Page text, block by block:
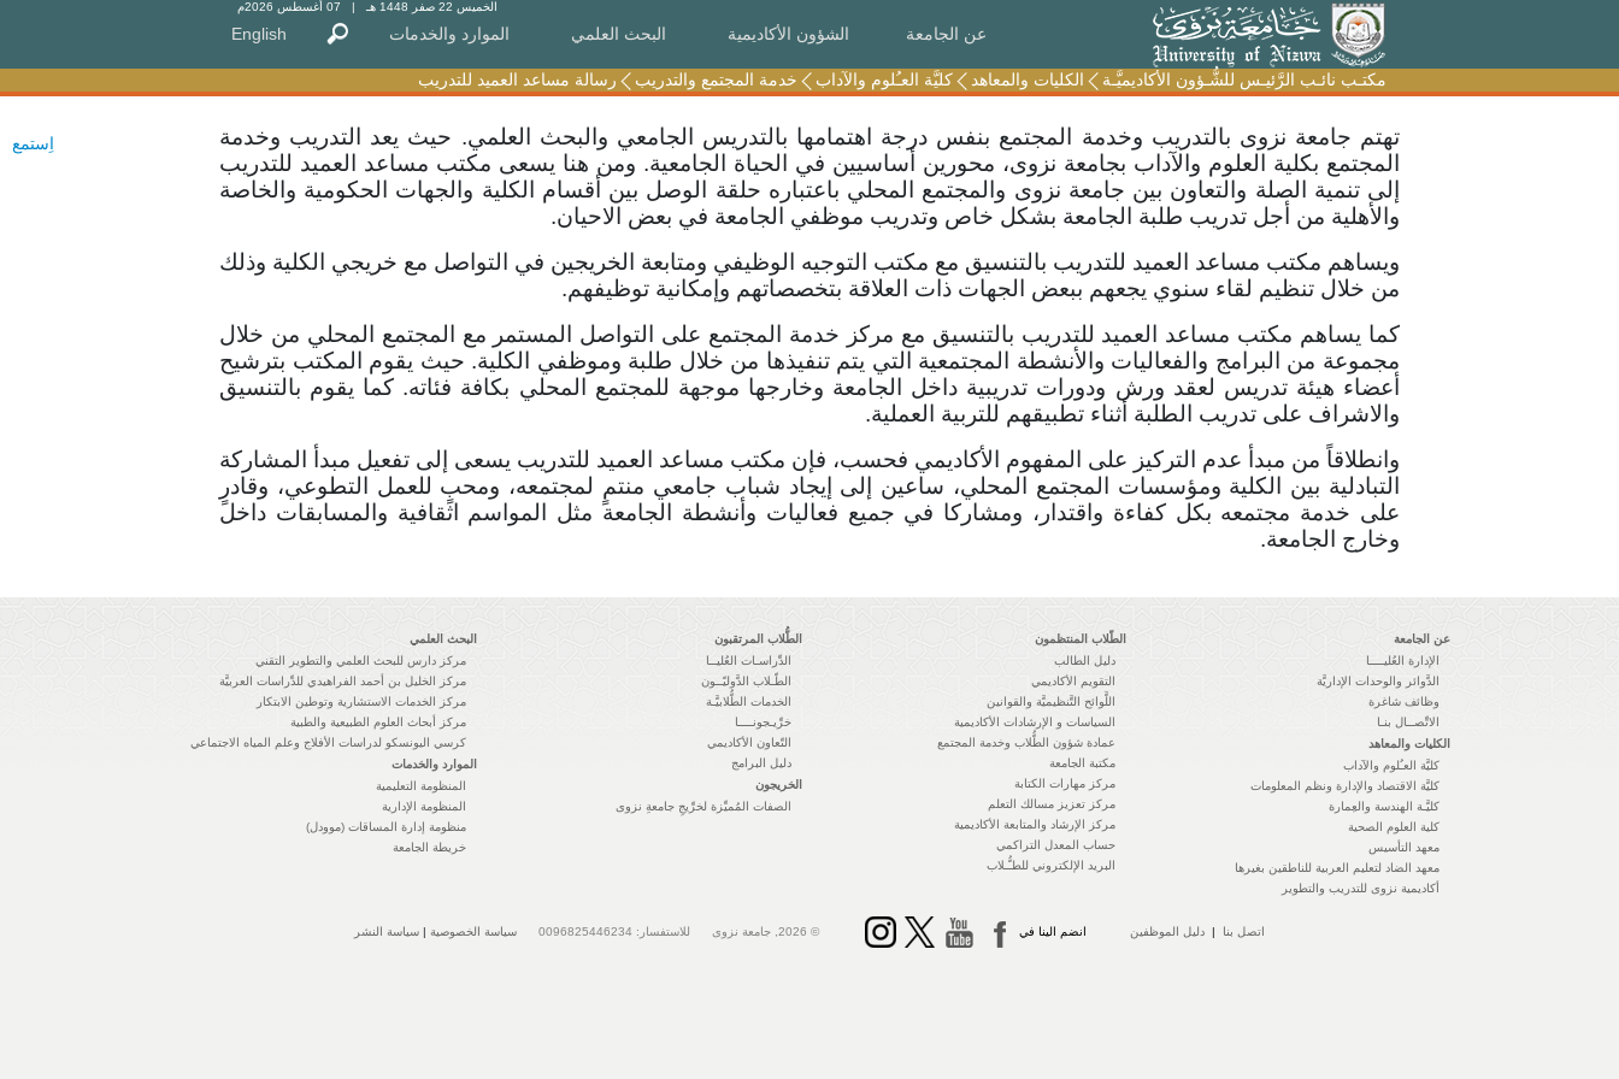
الخميس 22 صفر 1448 هـ | 07 أغسطس 2026م
عن الجامعة الشؤون الأكاديمية البحث العلمي الموارد والخدمات English
مكتـب نائـب الرَّئيـس للشُّـؤون الأكاديميَّـة الكليات والمعاهد كليَّة العـُلوم والآداب خدمة المجتمع والتدريب رسالة مساعد العميد للتدريب
عن الجامعة الشؤون الأكاديمية البحث العلمي الموارد والخدمات English
مكتـب نائـب الرَّئيـس للشُّـؤون الأكاديميَّـة الكليات والمعاهد كليَّة العـُلوم والآداب خدمة المجتمع والتدريب رسالة مساعد العميد للتدريب
اِستمع
تهتم جامعة نزوى بالتدريب وخدمة المجتمع بنفس درجة اهتمامها بالتدريس الجامعي والبحث العلمي. حيث يعد التدريب وخدمة
المجتمع بكلية العلوم والآداب بجامعة نزوى، محورين أساسيين في الحياة الجامعية. ومن هنا يسعى مكتب مساعد العميد للتدريب
إلى تنمية الصلة والتعاون بين جامعة نزوى والمجتمع المحلي باعتباره حلقة الوصل بين أقسام الكلية والجهات الحكومية والخاصة
والأهلية من أجل تدريب طلبة الجامعة بشكل خاص وتدريب موظفي الجامعة في بعض الاحيان.
ويساهم مكتب مساعد العميد للتدريب بالتنسيق مع مكتب التوجيه الوظيفي ومتابعة الخريجين في التواصل مع خريجي الكلية وذلك
من خلال تنظيم لقاء سنوي يجعهم ببعض الجهات ذات العلاقة بتخصصاتهم وإمكانية توظيفهم.
كما يساهم مكتب مساعد العميد للتدريب بالتنسيق مع مركز خدمة المجتمع على التواصل المستمر مع المجتمع المحلي من خلال
مجموعة من البرامج والفعاليات والأنشطة المجتمعية التي يتم تنفيذها من خلال طلبة وموظفي الكلية. حيث يقوم المكتب بترشيح
أعضاء هيئة تدريس لعقد ورش ودورات تدريبية داخل الجامعة وخارجها موجهة للمجتمع المحلي بكافة فئاته. كما يقوم بالتنسيق
والاشراف على تدريب الطلبة أثناء تطبيقهم للتربية العملية.
وانطلاقاً من مبدأ عدم التركيز على المفهوم الأكاديمي فحسب، فإن مكتب مساعد العميد للتدريب يسعى إلى تفعيل مبدأ المشاركة
التبادلية بين الكلية ومؤسسات المجتمع المحلي، ساعين إلى إيجاد شباب جامعي منتمٍ لمجتمعه، ومحبٍ للعمل التطوعي، وقادرٍ
على خدمة مجتمعه بكل كفاءة واقتدار، ومشاركا في جميع فعاليات وأنشطة الجامعة مثل المواسم اثقافية والمسابقات داخل
وخارج الجامعة.
عن الجامعة
الإدارة العُليــــا
الدَّوائر والوحدات الإداريَّة
وظائف شاغرة
الاتِّصــال بنـا
الكليات والمعاهد
كليَّة العـُلوم والآداب
كليَّة الاقتصاد والإدارة ونظم المعلومات
كليَّـة الهندسة والعِمارة
كلية العلوم الصحية
معهد التأسيس
معهد الضاد لتعليم العربية للناطقين بغيرها
أكاديمية نزوى للتدريب والتطوير
الطّلاب المنتظمون
دليل الطالب
التقويم الأكاديمي
اللَّوائح التَّنظيميَّة والقوانين
السياسات و الإرشادات الأكاديمية
عمادة شؤون الطُّلاب وخدمة المجتمع
مكتبة الجامعة
مركز مهارات الكتابة
مركز تعزيز مسالك التعلم
مركز الإرشاد والمتابعة الأكاديمية
حساب المعدل التراكمي
البريد الإلكتروني للطـُّـلاب
الطُّلاب المرتقبون
الدِّراسـات العُليــا
الطّـلاب الدَّوليّــون
الخدمات الطُّلابيَّـة
خرِّيـجونــــا
التّعاون الأكاديمي
دليل البرامج
الخريجون
الصفات المُميِّزة لخرِّيجِ جامعةِ نزوى
البحث العلمي
مركز دارس للبحث العلمي والتطوير التقني
مركز الخليل بن أحمد الفراهيدي للدِّراسات العربيَّة
مركز الخدمات الاستشارية وتوطين الابتكار
مركز أبحاث العلوم الطبيعية والطبية
كرسي اليونسكو لدراسات الأفلاج وعلم المياه الاجتماعي
الموارد والخدمات
المنظومة التعليمية
المنظومة الإدارية
منظومة إدارة المساقات (موودل)
خريطة الجامعة
اتصل بنا | دليل الموظفين انضم الينا في © 2026, جامعة نزوى للاستفسار: 0096825446234 سياسة الخصوصية | سياسة النشر